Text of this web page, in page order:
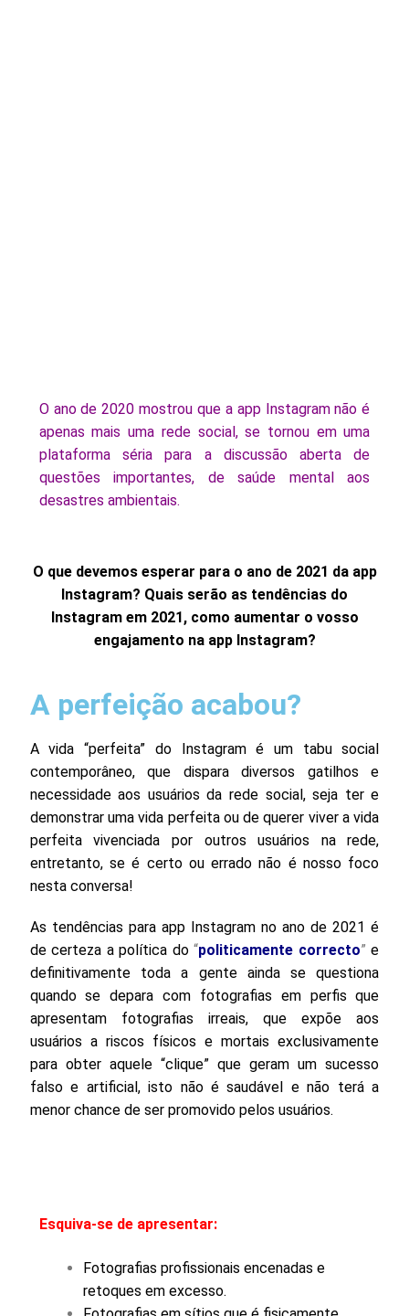
O ano de 2020 mostrou que a app Instagram não é
apenas mais uma rede social, se tornou em uma
plataforma séria para a discussão aberta de
questões importantes, de saúde mental aos
desastres ambientais.
O que devemos esperar para o ano de 2021 da app
Instagram? Quais serão as tendências do
Instagram em 2021, como aumentar o vosso
engajamento na app Instagram?
A perfeição acabou?
A vida “perfeita” do Instagram é um tabu social
contemporâneo, que dispara diversos gatilhos e
necessidade aos usuários da rede social, seja ter e
demonstrar uma vida perfeita ou de querer viver a vida
perfeita vivenciada por outros usuários na rede,
entretanto, se é certo ou errado não é nosso foco
nesta conversa!
As tendências para app Instagram no ano de 2021 é
de certeza a política do“politicamente correcto” e
definitivamente toda a gente ainda se questiona
quando se depara com fotografias em perfis que
apresentam fotografias irreais, que expõe aos
usuários a riscos físicos e mortais exclusivamente
para obter aquele “clique” que geram um sucesso
falsoe artificial, isto não é saudável e não terá a
menor chance de ser promovido pelos usuários.
Esquiva-se de apresentar:
Fotografias profissionais encenadas e
retoques em excesso.